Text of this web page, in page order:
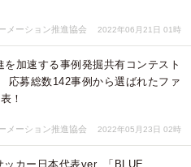
メーション推進協会 2022年06月21日 01時
を加速する事例発掘共有コンテスト
応募総数142事例から選ばれたファ
！
メーション推進協会 2022年05月23日 02時
ッカー日本代表ver. 「BLUE